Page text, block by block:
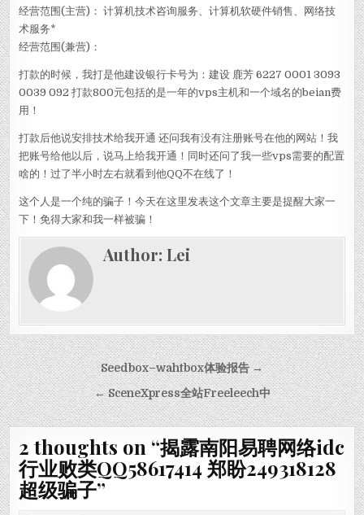
经营范围(主营)： 计算机技术咨询服务、计算机软硬件销售、网络技
术服务*
经营范围(兼营)：
打款的时候，我打是他建设银行卡号为：建设 鹿芳 6227 0001 3093
0039 092 打款800元包括的是一年的vps主机和一个域名的beian费
用！
打款后他说安排技术给我开通 还问我有没有注册账号在他的网站！我
把账号给他以后，说马上给我开通！同时还问了我一些vps需要的配置
啥的！过了半小时左右就看到他QQ不在线了！
这个人是一个纯的骗子！今天在这里发表这个文章主要是提醒大家一
下！免得大家和我一样被骗！
Author:Lei
Post navigationSeedbox–wahtbox体验报告 →
← SceneXpress全站Freeleech中
2 thoughts on “揭露南阳易聘网络idc
行业败类QQ58617414 郑盼249318128
超级骗子”